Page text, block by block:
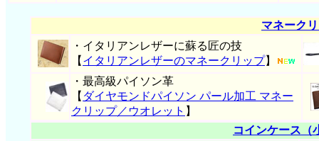
マネーク
・イタリアンレザーに蘇る匠の技
【 イタリアンレザーのマネークリップ】
・最高級パイソン革
【 ダイヤモンドパイソン パール加工 マネー
クリップ／ウオレット 】
コインケース（